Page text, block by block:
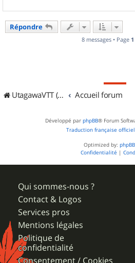
Répondre
8 messages • Page 1
UtagawaVTT (Randos VTT et VTTAE avec traces GPS) Accueil forum
Développé par phpBB® Forum
Traduction française
Optimized by:
Confidentialité |
Qui sommes-nous ?
Contact & Logos
Services pros
Mentions légales
Politique de
confidentialité
Consentement / Cookies